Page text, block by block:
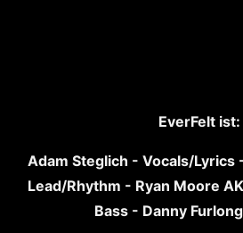
EverFelt ist:
Adam Steglich - Vocals/Lyrics
Lead/Rhythm - Ryan Moore
Bass - Danny